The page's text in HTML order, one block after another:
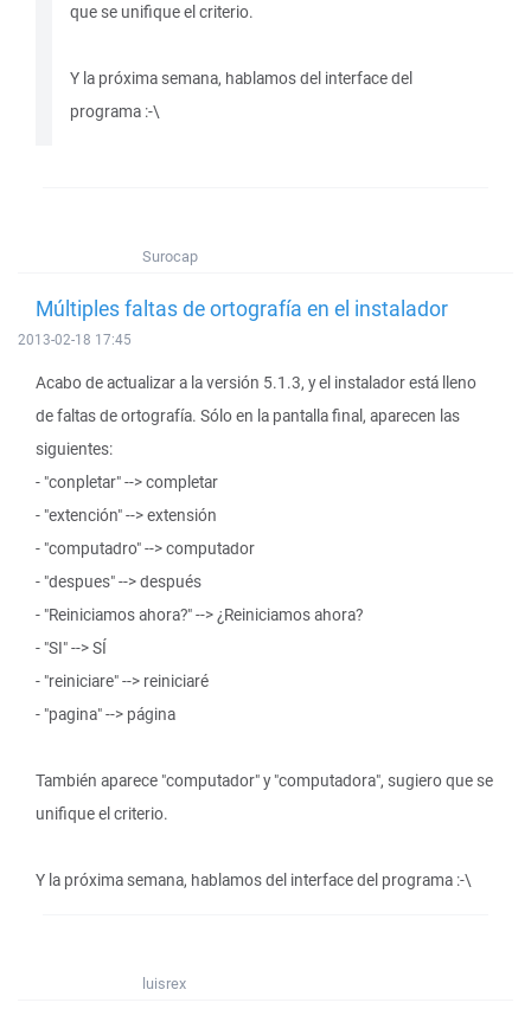
que se unifique el criterio.
Y la próxima semana, hablamos del interface del
programa :-\
Surocap
Múltiples faltas de ortografía en el instalador
2013-02-18 17:45
Acabo de actualizar a la versión 5.1.3, y el instalador está lleno
de faltas de ortografía. Sólo en la pantalla final, aparecen las
siguientes:
- "conpletar" --> completar
- "extención" --> extensión
- "computadro" --> computador
- "despues" --> después
- "Reiniciamos ahora?" --> ¿Reiniciamos ahora?
- "SI" --> SÍ
- "reiniciare" --> reiniciaré
- "pagina" --> página
También aparece "computador" y "computadora", sugiero que se
unifique el criterio.
Y la próxima semana, hablamos del interface del programa :-\
luisrex